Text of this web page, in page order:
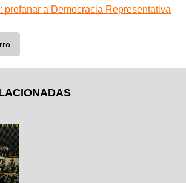
profanar a Democracia Representativa